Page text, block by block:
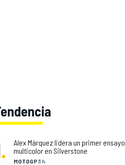
. MOTOGP3 h
Alex Márquez lidera un primer ensayo
multicolor en Silverstone